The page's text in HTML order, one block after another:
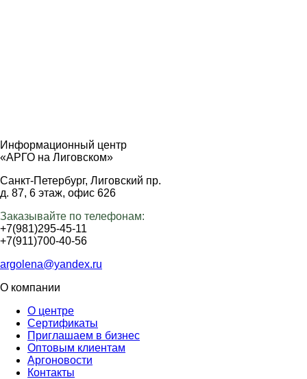
Информационный центр
«АРГО на Лиговском»
Санкт-Петербург, Лиговский пр.
д. 87, 6 этаж, офис 626
Заказывайте по телефонам:
+7(981)295-45-11
+7(911)700-40-56
argolena@yandex.ru
О компании
О центре
Сертификаты
Приглашаем в бизнес
Оптовым клиентам
Аргоновости
Контакты